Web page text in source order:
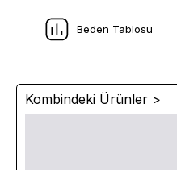
Beden Tablosu
Kombindeki Ürünler >